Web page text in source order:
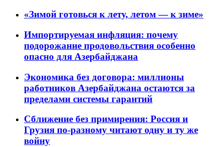
«Зимой готовься к лету, летом — к зиме»
Импортируемая инфляция: почему
подорожание продовольствия особенно
опасно для Азербайджана
Экономика без договора: миллионы
работников Азербайджана остаются за
пределами системы гарантий
Сближение без примирения: Россия и
Грузия по-разному читают одну и ту же
войну